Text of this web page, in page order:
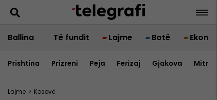
Ballina Të fundit Lajme Botë
Prishtina Prizreni Peja Ferizaj Gjakova
Lajme > Kosovë